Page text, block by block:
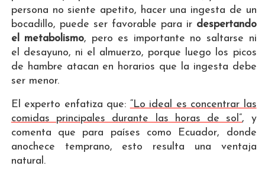
persona no siente apetito, hacer una ingesta de un
bocadillo, puede ser favorable para ir despertando
el metabolismo, pero es importante no saltarse ni
el desayuno, ni el almuerzo, porque luego los picos
de hambre atacan en horarios que la ingesta debe
ser menor.
El experto enfatiza que: “Lo ideal es concentrar las
comidas principales durante las horas de sol”, y
comenta que para países como Ecuador, donde
anochece temprano, esto resulta una ventaja
natural.